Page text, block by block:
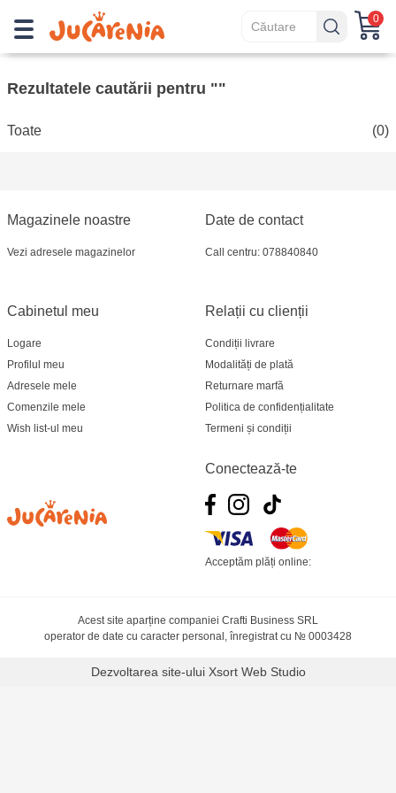
0
Rezultatele cautării pentru ""
Toate (0)
Magazinele noastre
Vezi adresele magazinelor
Relații cu clienții
Condiții livrare
Modalități de plată
Returnare marfă
Politica de confidențialitate
Termeni și condiții
Cabinetul meu
Logare
Profilul meu
Adresele mele
Comenzile mele
Wish list-ul meu
Date de contact
Call centru: 078840840
Conectează-te
Acceptăm plăți online:
Acest site aparține companiei Crafti Business SRL
operator de date cu caracter personal, înregistrat cu № 0003428
Dezvoltarea site-ului Xsort Web Studio